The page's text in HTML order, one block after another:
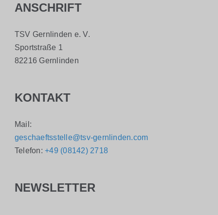
ANSCHRIFT
TSV Gernlinden e. V.
Sportstraße 1
82216 Gernlinden
KONTAKT
Mail:
geschaeftsstelle@tsv-gernlinden.com
Telefon:+49 (08142) 2718
NEWSLETTER